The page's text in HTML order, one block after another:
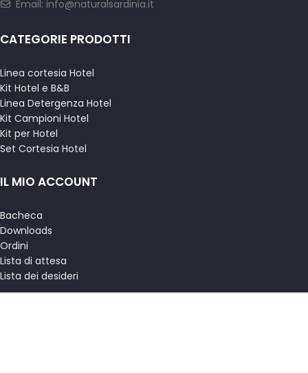
Email: info@naturalsardinia.it
CATEGORIE PRODOTTI
Linea cortesia Hotel
Kit Hotel e B&B
Linea Detergenza Hotel
Kit Campioni Hotel
Kit per Hotel
Set Cortesia Hotel
IL MIO ACCOUNT
Bacheca
Downloads
Ordini
Lista di attesa
Lista dei desideri